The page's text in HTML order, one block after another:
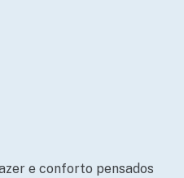
e conforto pensados